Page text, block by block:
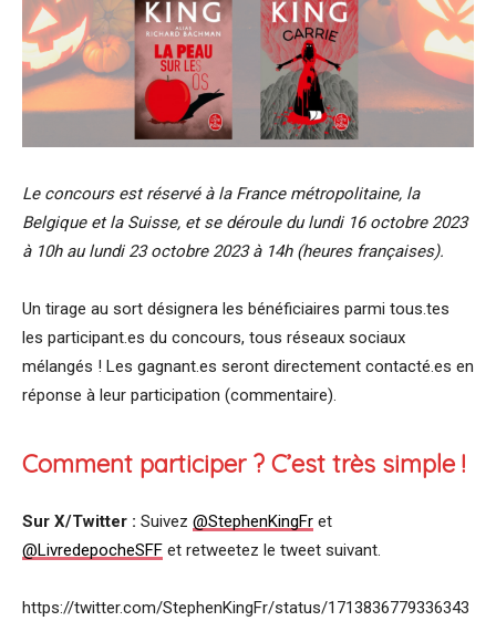
Le concours est réservé à la France métropolitaine, la
Belgique et la Suisse, et se déroule du lundi 16 octobre 2023
à 10h au lundi 23 octobre 2023 à 14h (heures françaises).
Un tirage au sort désignera les bénéficiaires parmi tous.tes
les participant.es du concours, tous réseaux sociaux
mélangés ! Les gagnant.es seront directement contacté.es en
réponse à leur participation (commentaire).
Comment participer ? C’est très simple !
Sur X/Twitter : Suivez @StephenKingFr et
@LivredepocheSFF et retweetez le tweet suivant.
https://twitter.com/StephenKingFr/status/1713836779336343